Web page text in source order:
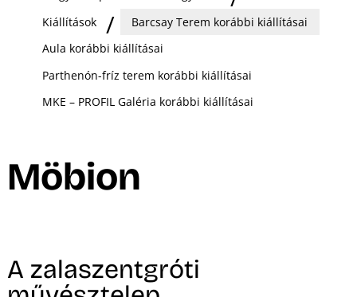
Kiállítások
Barcsay Terem korábbi kiállításai
Aula korábbi kiállításai
Parthenón-fríz terem korábbi kiállításai
MKE – PROFIL Galéria korábbi kiállításai
Möbion
A zalaszentgróti